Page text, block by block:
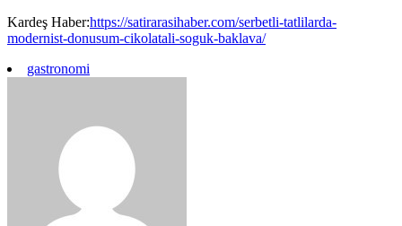
Kardeş Haber:https://satirarasihaber.com/serbetli-tatlilarda-
modernist-donusum-cikolatali-soguk-baklava/
gastronomi